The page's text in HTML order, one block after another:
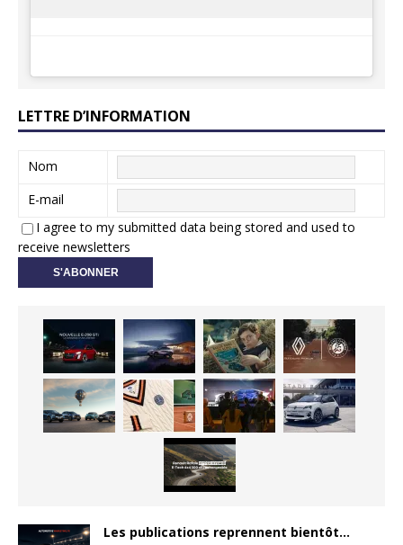
LETTRE D’INFORMATION
Nom
E-mail
I agree to my submitted data being stored and used to
receive newsletters
Les publications reprennent bientôt…